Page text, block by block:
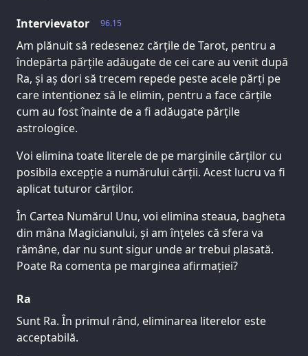
96.15
Intervievator
Am plănuit să redesenez cărțile de Tarot, pentru a
îndepărta părțile adăugate de cei care au venit după
Ra, și aș dori să trecem repede peste acele părți pe
care intenționez să le elimin, pentru a face cărțile
cum au fost înainte de a fi adăugate părțile
astrologice.
Voi elimina toate literele de pe marginile cărților cu
posibila excepție a numărului cărții. Acest lucru va fi
aplicat tuturor cărților.
În Cartea Numărul Unu, voi elimina steaua, bagheta
din mâna Magicianului, și am înțeles că sfera va
rămâne, dar nu sunt sigur unde ar trebui plasată.
Poate Ra comenta pe marginea afirmației?
Ra
Sunt Ra. În primul rând, eliminarea literelor este
acceptabilă.